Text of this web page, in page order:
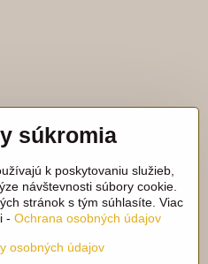
nájdete aj na
súkromia
k poskytovaniu služieb,
návštevnosti súbory cookie.
stránok s tým súhlasíte. Viac
- Ochrana osobných údajov
osobných údajov